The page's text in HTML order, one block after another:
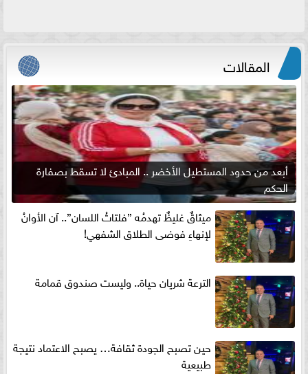
المقالات
أبعد من حدود المستطيل الأخضر .. المبادئ لا تسقط بصفارة
الحكم
ميثاقٌ غليظٌ تهدمُه ”فلتاتُ اللسان”.. آن الأوانُ
لإنهاءِ فوضى الطلاق الشفهي!
الترعة شريان حياة.. وليست صندوق قمامة
حين تصبح الجودة ثقافة… يصبح الاعتماد نتيجة
طبيعية